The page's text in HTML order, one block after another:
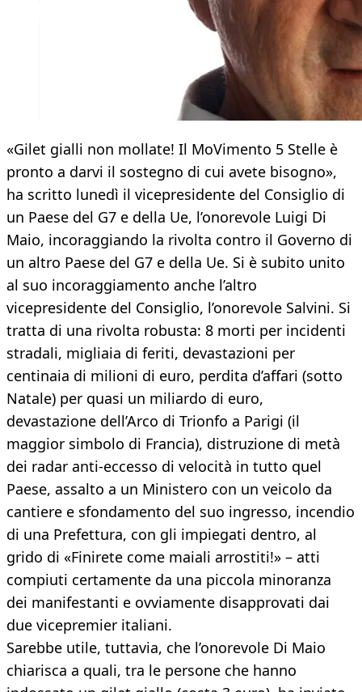
«Gilet gialli non mollate! Il MoVimento 5 Stelle è
pronto a darvi il sostegno di cui avete bisogno»,
ha scritto lunedì il vicepresidente del Consiglio di
un Paese del G7 e della Ue, l’onorevole Luigi Di
Maio, incoraggiando la rivolta contro il Governo di
un altro Paese del G7 e della Ue. Si è subito unito
al suo incoraggiamento anche l’altro
vicepresidente del Consiglio, l’onorevole Salvini. Si
tratta di una rivolta robusta: 8 morti per incidenti
stradali, migliaia di feriti, devastazioni per
centinaia di milioni di euro, perdita d’affari (sotto
Natale) per quasi un miliardo di euro,
devastazione dell’Arco di Trionfo a Parigi (il
maggior simbolo di Francia), distruzione di metà
dei radar anti-eccesso di velocità in tutto quel
Paese, assalto a un Ministero con un veicolo da
cantiere e sfondamento del suo ingresso, incendio
di una Prefettura, con gli impiegati dentro, al
grido di «Finirete come maiali arrostiti!» – atti
compiuti certamente da una piccola minoranza
dei manifestanti e ovviamente disapprovati dai
due vicepremier italiani.
Sarebbe utile, tuttavia, che l’onorevole Di Maio
chiarisca a quali, tra le persone che hanno